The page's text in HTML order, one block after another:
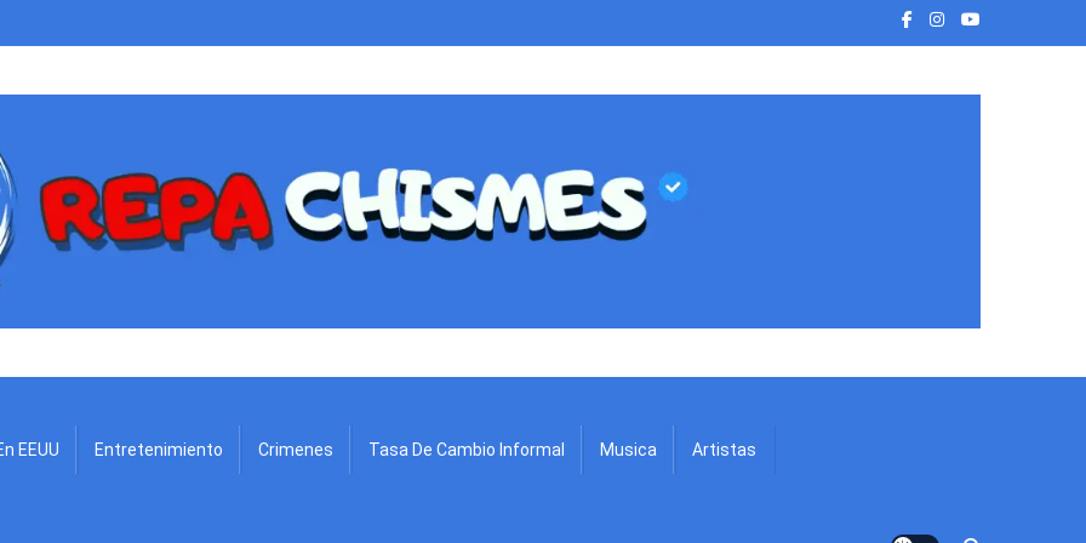
EEUU Entretenimiento Crimenes Tasa De Cambio Informal Musica Artistas